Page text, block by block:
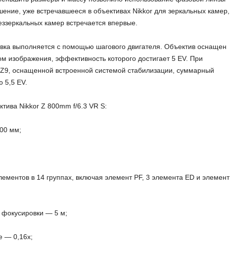
уже встречавшееся в объективах Nikkor для зеркальных камер,
камер встречается впервые.
выполняется с помощью шагового двигателя. Объектив оснащен
изображения, эффективность которого достигает 5 EV. При
оснащенной встроенной системой стабилизации, суммарный
5,5 EV.
Nikkor Z 800mm f/6.3 VR S:
мм;
в 14 группах, включая элемент PF, 3 элемента ED и элемент
— 5 м;
— 0,16x;